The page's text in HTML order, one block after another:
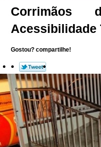
Corrimãos
Acessibilidade
Gostou? compartilhe!